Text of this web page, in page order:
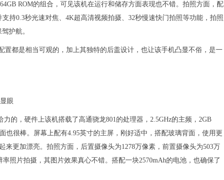
ROM的组合，可见该机在运行和储存方面表现也不错。拍照方面，配
持0.3秒光速对焦、4K超高清视频拍摄、32秒慢速快门拍照等功能，拍照
护航。
置都是相当可观的，加上其独特的后盖设计，也让该手机凸显不俗，是一
的，硬件上该机搭载了高通骁龙801的处理器，2.5GHz的主频，2GB
也很棒。屏幕上配有4.95英寸的主屏，刚好适中，搭配玻璃背面，使用更
来更加漂亮。拍照方面，后置摄像头为1278万像素，前置摄像头为503万
率照片拍摄，其图片效果真心不错。搭配一块2570mAh的电池，也确保了